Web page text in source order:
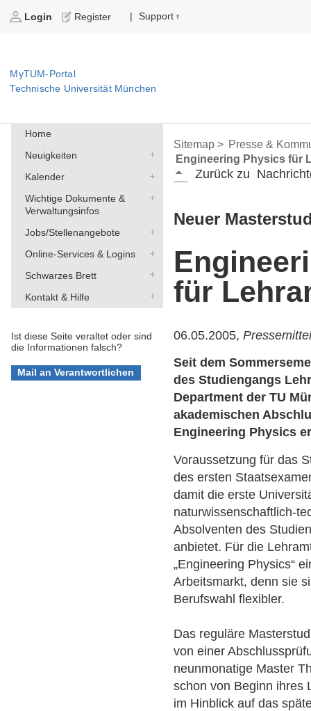
Login Register | Support
MyTUM-Portal
Technische Universität München
Home
Neuigkeiten
Kalender
Wichtige Dokumente &
Verwaltungsinfos
Jobs/Stellenangebote
Online-Services & Logins
Schwarzes Brett
Kontakt & Hilfe
Ist diese Seite veraltet oder sind
die Informationen falsch?
Sitemap > Presse &
Engineering Physics für
Zurück zu
Neuer
für
06.05.2005,
Seit dem
des Studiengangs
Department der TU
akademischen
Engineering Physics
Voraussetzung für das
des ersten
damit die erste
naturwissenschaftlich-
Absolventen des
anbietet. Für die
„Engineering Physics“
Arbeitsmarkt, denn sie
Berufswahl flexibler.
Das reguläre
von einer
neunmonatige Master
schon von Beginn ihres
im Hinblick auf das